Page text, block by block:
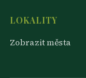
LOKALITY
Zobrazit města